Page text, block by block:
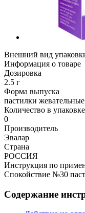
Внешний вид
Информация о товаре
Дозировка
2.5 г
Форма выпуска
пастилки жевательные
Количество в упаковке
0
Производитель
Эвалар
Страна
РОССИЯ
Инструкция по
Спокойствие №30
Содержание